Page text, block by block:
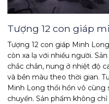
Tượng 12 con giáp
Tượng 12 con giáp Minh
còn xa lạ với nhiều người.
chắc chắn, nung ở nhiệt độ
và bền màu theo thời gian.
Minh Long thổi hồn vô cùng
chuyển. Sản phẩm không